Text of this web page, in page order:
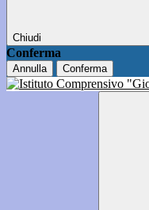
Chiudi
Conferma
Annulla Conferma